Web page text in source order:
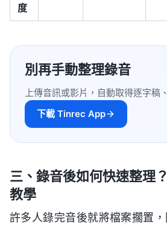
度
別再手動整理錄音
上傳音訊或影片，自動取得逐字稿
下載 Tinrec App
三、錄音後如何快速整理
教學
許多人錄完音後就將檔案擱置